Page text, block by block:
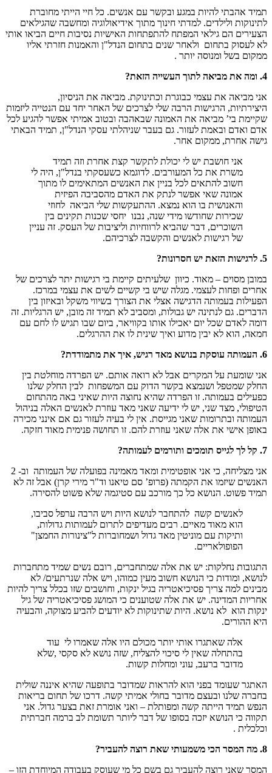
תמיד אהבתי להיות במגע ובקשר עם אנשים. כל חיי הייתי מחוברת
לתינוקות ולילדים. למדתי חינוך מתוך אידיאולוגיה ומחשבה שהגילאים
הצעירים הם גילאי המפתח להתפתחות האישיות נסיבות חיים הביאו אותי
לא לעסוק בתחום ולאחר שנים בתחום הנדל"ן והאמנות חזרתי אליו
ממקום בשל ומנוסה יותר .
4. ומה את מביאה לתוך העשייה הזאת?
אני מביאה את עצמי כבוגרת וכתינוקת. מביאה את הניסיון,
היצירתיות, הרגישות הרבה שלי לצרכים של האחר יחד עם הנטייה ליזמות
שקיימת בי’ מביאה את האמונה שבאהבה ובטוב אמיתי אפשר להגיע לכל
אדם ואדם ובאמת לעזור. גם בעבר שניהלתי עסקי הנדל"ן, תמיד הבאתי
גישה אחרת, ממקום אחר.
אני חושבת יש לי יכולת לתקשר קצת אחרת וזה תמיד
משרת את כל המעורבים. לדוגמא כשעסקתי בנדל"ן, היה לי
חשוב להתאים לכל בניין את האנשים המתאימים לו מתוך
אמונה שאי אפשר לנתק את האדם מהסביבה הפיזית
והאנושית בו הוא נמצא. ההתעקשות שלי הביאה לחוזי
שכירות שחודשו מידי שנה, נבנו יחסי שכנות תקינים בין
השוכרים, דבר שהביא לרווחיות וליציבות של העסק. זה עניין
של רגישות לאנשים והקשבה לצרכיהם.
5. לרגישות הזאת יש חסרונות?
במובן מסוים – מאוד. כיוון שלעיתים קיימת בי רגישות יתר לצרכים של
אחרים ופחות לעצמי. מגלה שיש בי קשיים לשים את עצמי במרכז.
הפעילות בעמותה הדגישה אצלי את הצורך בשיווי משקל ובאיזון בין
הדברים. גם לנתינה יש גבולות, ומסביב לא תמיד זה מובן, יש הרגליות. זה
דומה לאדם שכל יום יאכילו אותו בקוויאר, ביום שבו תגיש לו לחם עם
חמאה, הוא לא יבין מדוע ואיך שינית לו את ההרגלים.
6. העמותה עוסקת בנושא מאד רגיש, איך את מתמודדת?
אני שומעת על המקרים אבל לא רואה אותם. יש הפרדה מוחלטת בין
החלק שמטפל ושנמצא בקשר הדוק עם המשפחות לבין החלק שלנו
כפעילים בעמותה. זו הפרדה שהיא נחוצה היות שאיני באה מהתחום
הטיפולי, מצד שני, יש לי ידיעה שאני מאד עוזרת לאנשים האלה בניהול
העמותה ובתרומות שאני מגייסת. אין לי בעיה לעזור גם אם אינני מכירה
באופן אישי את אלה שאני עוזרת להם. זו תחושה פנימית מאוד חזקה.
7. קל לך לגייס תומכים ותורמים לעמותה?
אני מצליחה, כי אני אופטימית ומאד מאמינה בפועלה של העמותה וב- 2
האנשים שיזמו את הקמתה (פרופ’ סם טיאנו וד"ר מירי קרן) אבל זה לא
תמיד פשוט. הנושא כל כך מורכב עם סטיגמה שלא פשוט להסירה.
לאנשים קשה להתחבר לנושא היות ויש הרבה ערפל סביבו,
הוא מאוד מאיים. רבים מעדיפים לתרום לעמותות גדולות,
ותיקות עם מוניטין מאד גדול ושמחוברות ל"צינורות החמצן"
הפופולאריים.
התגובות נחלקות: יש את אלה שמתחברים, רובם נשים שמיד מתחברות
לנושא, ומודות כי הנושא חשוב מעין כמוהו, ויש אלה שנרתעים/ לא
מבינים למה צריך פסיכיאטריה בגיל ינקות, וחושבים שזו בכלל צריך להיות
אחריות המדינה. יש את אלה שטוענים כי המושג פסיכיאטריה של גיל
ינקות הוא לא נושא. היות שתינוקות לא יודעים להביע מצוקה, והבעיה
היא ההורים.
אלה שאתגרו אותי יותר מכולם היו אלה שאמרו לי עוד
בהתחלה שאין לי סיכוי להצליח, שזה נושא לא סקסי ,שלא
מדובר ברעב, עוני ומחלות קשות.
האתגר שעומד בפני הוא להראות שמדובר בתופעה שהיא איננה שולית
בחברה שלנו ובעצם מדובר בחולי אמיתי קשה. דרכו של תחום בריאות
הנפש תמיד הייתה קשה ומפותלת – ואני אומרת זאת בצער גדול. אני
תקווה כי הנושא יזכה בסופו של דבר ליותר תשומת לב ברמה חברתית
וכלכלית .
8. מה המסר הכי משמעותי שאת רוצה להעביר?
המסר שאני רוצה להעביר גם בשם כל מי שעוסק בעבודה המיוחדת הזו –